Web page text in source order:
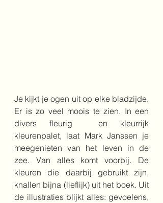
Je kijkt je ogen uit op elke bladzijde.
Er is zo veel moois te zien. In een
divers fleurig  en kleurrijk
kleurenpalet, laat Mark Janssen je
meegenieten van het leven in de
zee. Van alles komt voorbij. De
kleuren die daarbij gebruikt zijn,
knallen bijna (lieflijk) uit het boek. Uit
de illustraties blijkt alles: gevoelens,